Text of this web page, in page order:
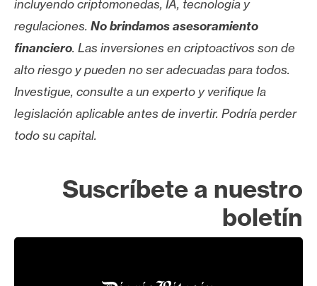
incluyendo criptomonedas, IA, tecnología y
regulaciones. No brindamos asesoramiento
financiero. Las inversiones en criptoactivos son de
alto riesgo y pueden no ser adecuadas para todos.
Investigue, consulte a un experto y verifique la
legislación aplicable antes de invertir. Podría perder
todo su capital.
Suscríbete a nuestro
boletín